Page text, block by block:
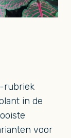
rubriek
in de
voor